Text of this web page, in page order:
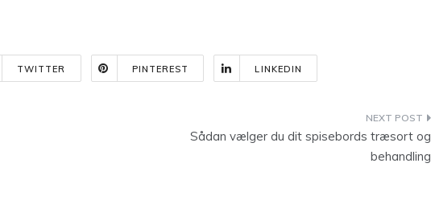
TWITTER PINTEREST LINKEDIN
Sådan vælger du dit spisebords træsort og
behandling